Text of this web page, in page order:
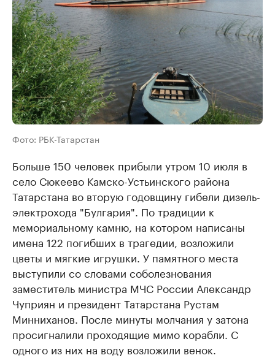
Фото: РБК-Татарстан
Больше 150 человек прибыли утром 10 июля в
село Сюкеево Камско-Устьинского района
Татарстана во вторую годовщину гибели дизель-
электрохода "Булгария". По традиции к
мемориальному камню, на котором написаны
имена 122 погибших в трагедии, возложили
цветы и мягкие игрушки. У памятного места
выступили со словами соболезнования
заместитель министра МЧС России Александр
Чуприян и президент Татарстана Рустам
Минниханов. После минуты молчания у затона
просигналили проходящие мимо корабли. С
одного из них на воду возложили венок.